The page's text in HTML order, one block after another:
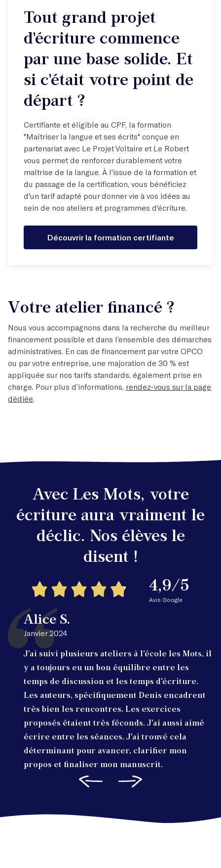
Tout grand projet
d'écriture commence
par une base solide. Et
si c'était votre point de
départ ?
Certifiante et éligible au CPF, la formation
"Maîtriser la langue et ses écrits" conçue en
partenariat avec Le Projet Voltaire et Le Robert
vous permet de renforcer durablement votre
maîtrise de la langue. À l'issue de la formation et
du passage de la certification, vous bénéficiez
d'un tarif adapté pour donner vie à vos idées au
sein de nos ateliers et programmes d'écriture.
Découvrir la formation certifiante
Votre atelier financé ?
Nous vous accompagnons dans la recherche du meilleur
financement possible et dans l’ensemble des démarches
administratives. En cas de financement par votre OPCO
ou par votre entreprise, une majoration de 30 % est
appliquée sur nos tarifs standards, également prise en
charge. Pour plus d’informations, rendez-vous sur la page
dédiée.
Avec Les Mots, votre
écriture aura vraiment le
déclic. Nos élèves le
disent !
4,9/5
Avis Google
Alice S.
Janvier 2024
J’ai suivi plusieurs ateliers à l’école les Mots, il
y a toujours eu un bon équilibre entre les
temps de discussion et les temps d'écriture.
Les auteurs, spécifiquement Denis encadrent
très bien les rencontres. Les exercices
proposés étaient très féconds. J'ai aussi aimé
écrire entre les séances. J'ai trouvé cela
déterminant pour avancer, clarifier mon
propos et finaliser mon manuscrit.